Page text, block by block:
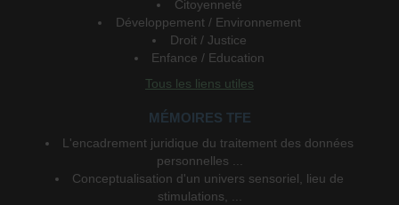
Citoyenneté
Développement / Environnement
Droit / Justice
Enfance / Education
Tous les liens utiles
MÉMOIRES TFE
L'encadrement juridique du traitement des données
personnelles ...
Conceptualisation d'un univers sensoriel, lieu de
stimulations, ...